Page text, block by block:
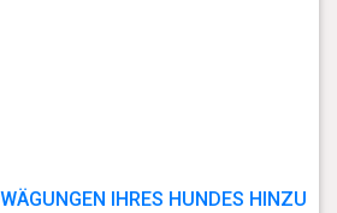
IHRES HUNDES HINZU